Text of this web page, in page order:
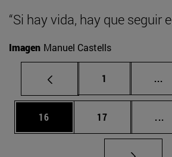
“Si hay vida, hay que seguir
Imagen Manuel Castells
Página
1 ...
Página
16 Página
17 ...